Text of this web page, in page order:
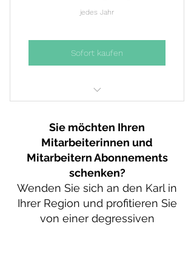
jedes Jahr
Sofort kaufen
Service Sécurité vélo électrique
Service dépannage crevaison
(intervention dans les 3 jours)
Sie möchten Ihren
Mitarbeiterinnen und
Mitarbeitern Abonnements
schenken?
Wenden Sie sich an den Karl in
Ihrer Region und profitieren Sie
von einer degressiven